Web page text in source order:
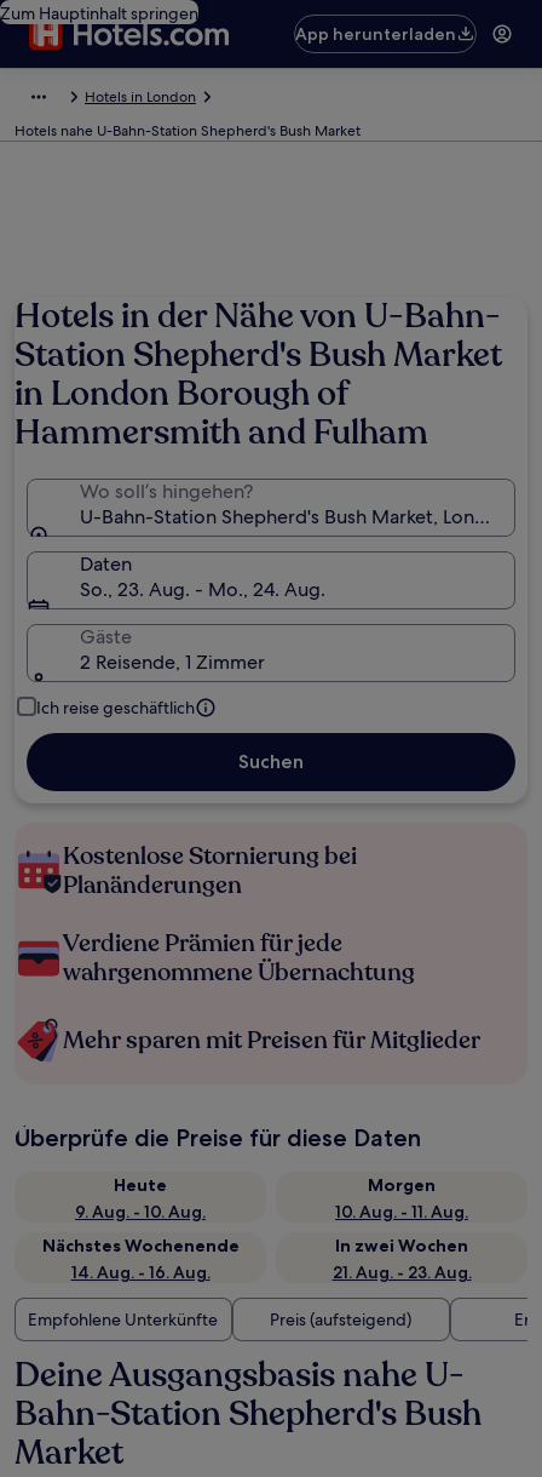
Zum Hauptinhalt springen
App herunterladen
Hotels in London
Hotels nahe U-Bahn-Station Shepherd's Bush Market
Hotels in der Nähe von U-Bahn-
Station Shepherd's Bush Market
in London Borough of
Hammersmith and Fulham
Wo soll’s hingehen?
U-Bahn-Station Shepherd's Bush Market, London,
Daten
So., 23. Aug. - Mo., 24. Aug.
Gäste
2 Reisende, 1 Zimmer
Ich reise geschäftlich
Suchen
Kostenlose Stornierung bei
Planänderungen
Verdiene Prämien für jede
wahrgenommene Übernachtung
Mehr sparen mit Preisen für Mitglieder
Überprüfe die Preise für diese Daten
Heute
9. Aug. - 10. Aug.
Morgen
10. Aug. - 11. Aug.
Nächstes Wochenende
14. Aug. - 16. Aug.
In zwei Wochen
21. Aug. - 23. Aug.
Empfohlene Unterkünfte Preis (aufsteigend)
Deine Ausgangsbasis nahe U-
Bahn-Station Shepherd's Bush
Market